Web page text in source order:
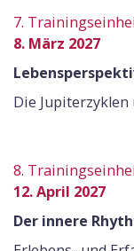
7.
8. März 2027
Die
8.
12. April 2027
Der innere